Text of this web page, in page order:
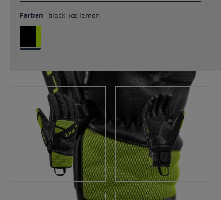
Farben black-ice lemon